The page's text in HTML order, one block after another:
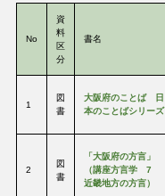
No
資
料
区
分
書名
1
図
書
大阪府のことば 日
本のことばシリーズ
2
図
書
「大阪府の方言」
（講座方言学 7
近畿地方の方言）